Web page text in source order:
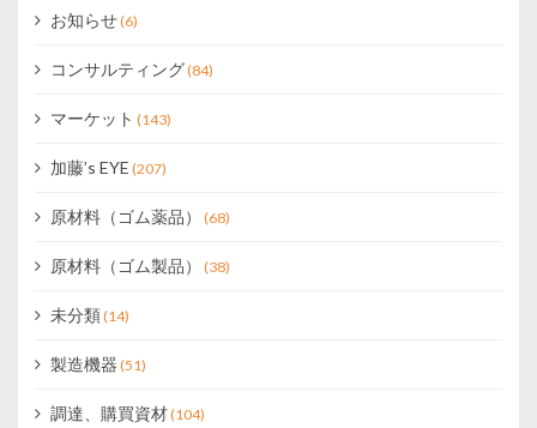
お知らせ(6)
コンサルティング(84)
マーケット (143)
加藤’s EYE (207)
原材料（ゴム薬品） (68)
原材料（ゴム製品） (38)
未分類(14)
製造機器 (51)
調達、購買資材(104)